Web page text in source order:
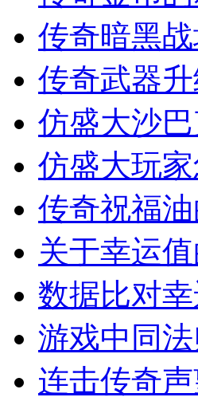
传奇暗黑
传奇武器
仿盛大沙
仿盛大玩
传奇祝福
关于幸运
数据比对
游戏中同
连击传奇